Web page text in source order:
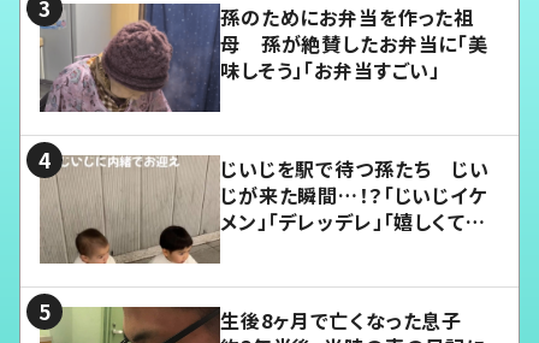
孫のためにお弁当を作った祖
母 孫が絶賛したお弁当に「美
味しそう」「お弁当すごい」
じいじを駅で待つ孫たち じい
じが来た瞬間…！？「じいじイケ
メン」「デレッデレ」「嬉しくて可
生後8ヶ月で亡くなった息子